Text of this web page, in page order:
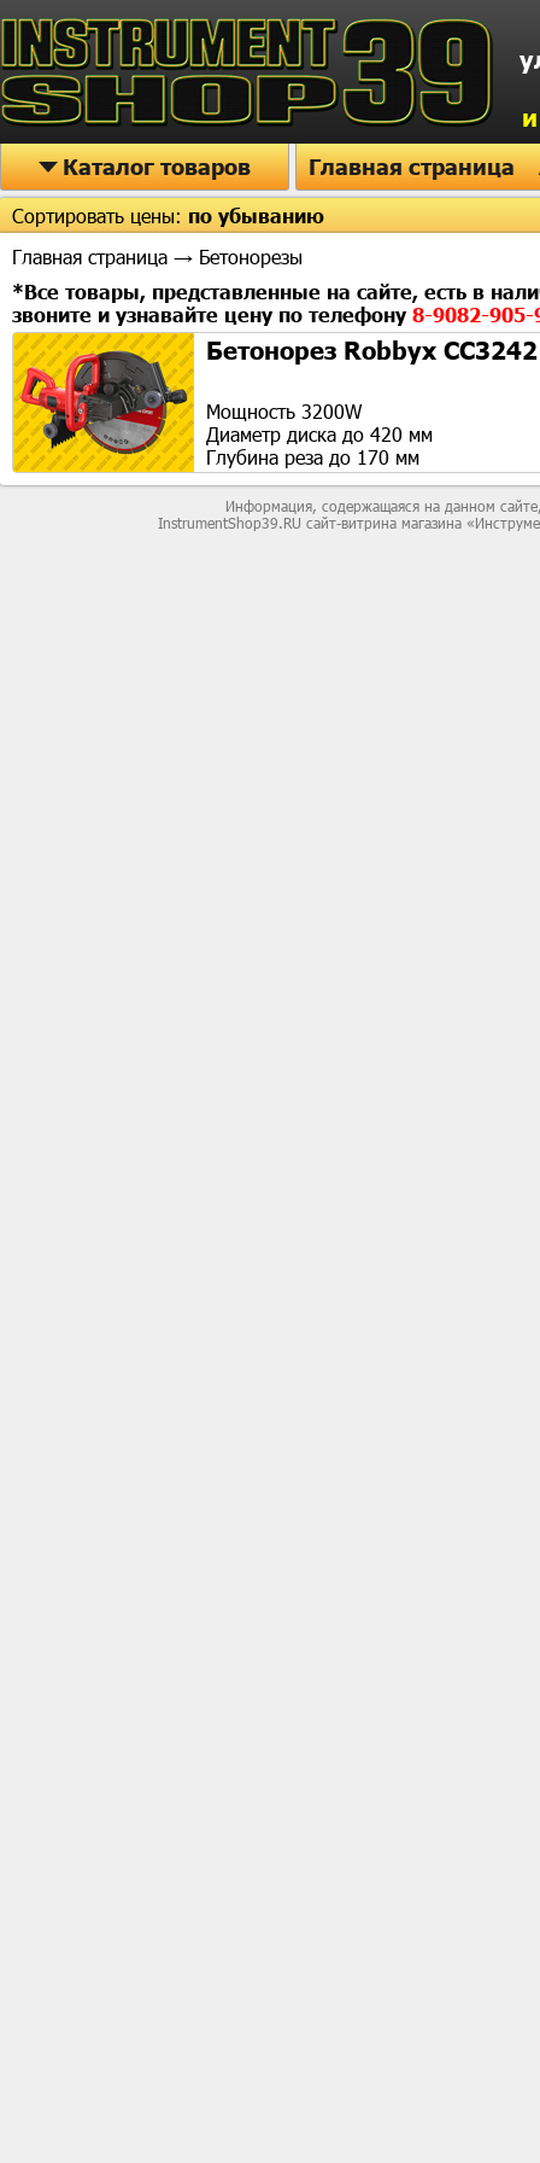
Каталог товаров Главная страница
Сортировать цены: по убыванию
Главная страница → Бетонорезы
*Все товары, представленные на сайте, есть в
звоните и узнавайте цену по телефону 8-9082-
Бетонорез Robbyx CC3242
Мощность 3200W
Диаметр диска до 420 мм
Глубина реза до 170 мм
Информация, содержащаяся на данном
InstrumentShop39.RU сайт-витрина магазина